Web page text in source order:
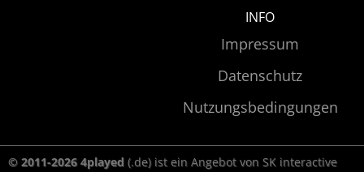
INFO
Impressum
Datenschutz
Nutzungsbedingungen
© 2011-2026 4played (.de) ist ein Angebot von SK interactive